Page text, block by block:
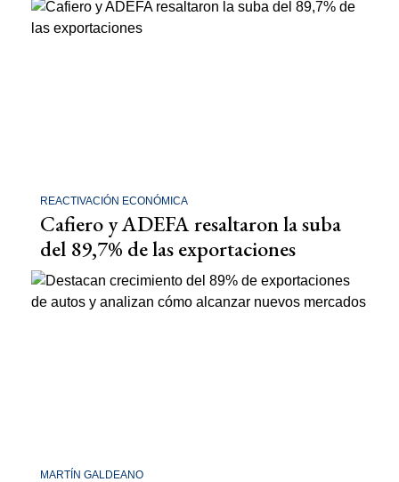
REACTIVACIÓN ECONÓMICA
Cafiero y ADEFA resaltaron la suba
del 89,7% de las exportaciones
MARTÍN GALDEANO